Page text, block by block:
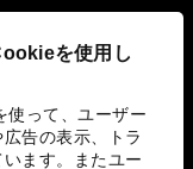
を使用し
使って、ユーザー
告の表示、トラ
ます。またユー